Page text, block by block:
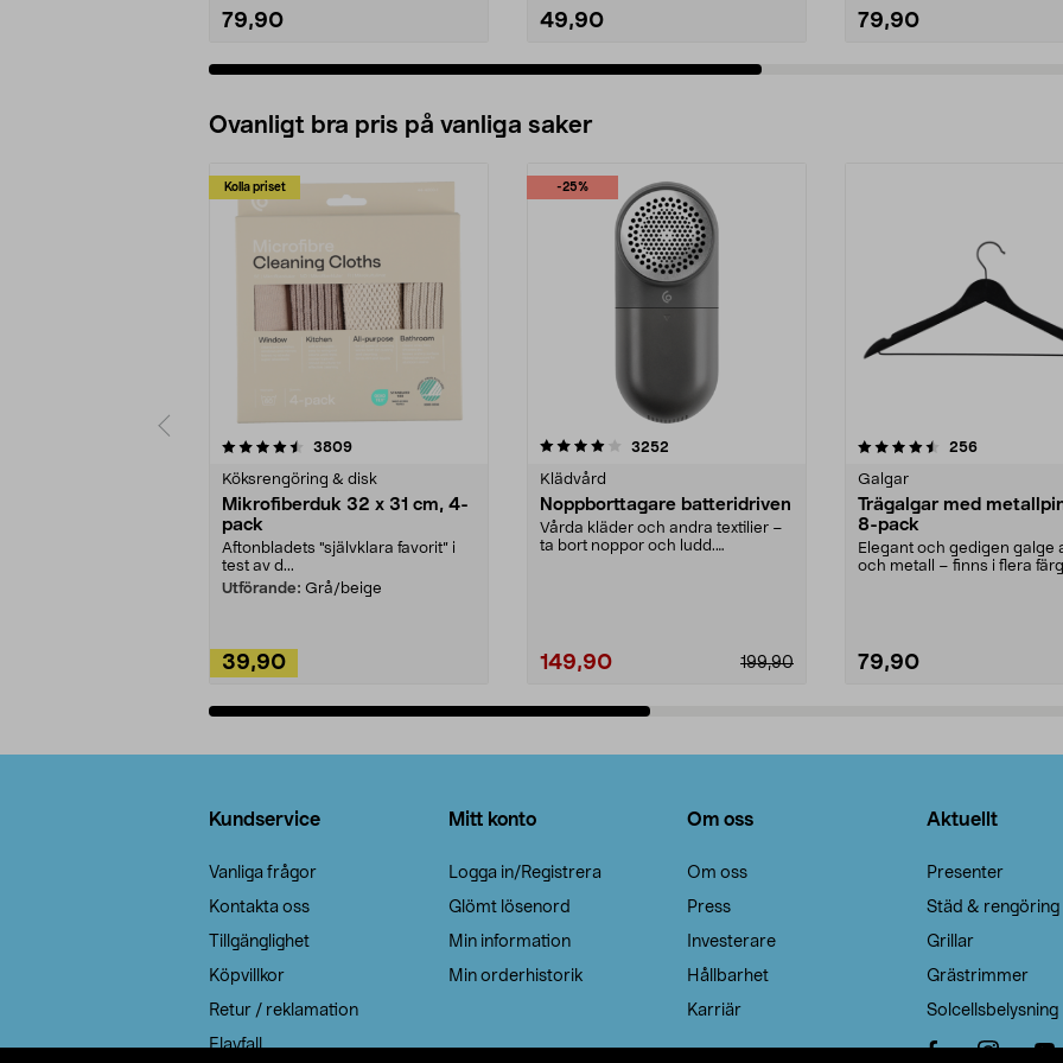
79,90 49,90 79,90
Ovanligt bra pris på vanliga saker
Kolla priset
3809recensioner
Köksrengöring & disk
Mikrofiberduk 32 x 31 cm, 4-
pack
Aftonbladets "självklara favorit” i
test av d...
Utförande: Grå/beige
39,90
-25%
4.0av 5 stjärnor 3252
Klädvård
Noppborttagare batteridriven
Vårda kläder och andra textilier –
ta bort noppor och ludd.
199,90
149,90
4.5av 5 stjärnor 256recensioner
Galgar
Trägalgar med
8-pack
Elegant och gedigen galge
och metall – finns i flera
79,90
4.0av 5 stjärnor
Kundservice
Vanliga frågor
Kontakta oss
Tillgänglighet
Köpvillkor
Retur / reklamation
Elavfall
Mitt konto
Logga in/Registrera
Glömt lösenord
Min information
Min orderhistorik
Om oss
Om oss
Press
Investerare
Hållbarhet
Karriär
Aktuellt
Presenter
Städ & rengöring
Grillar
Grästrimmer
Solcellsbelysning